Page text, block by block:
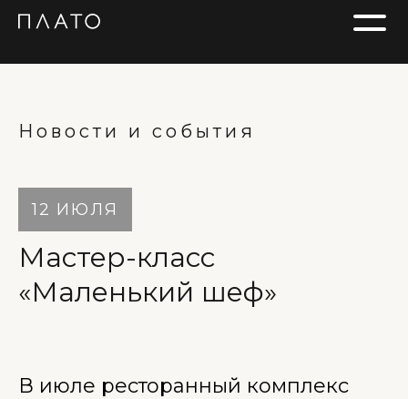
Новости и события
12 ИЮЛЯ
Мастер-класс
«Маленький шеф»
В июле ресторанный комплекс